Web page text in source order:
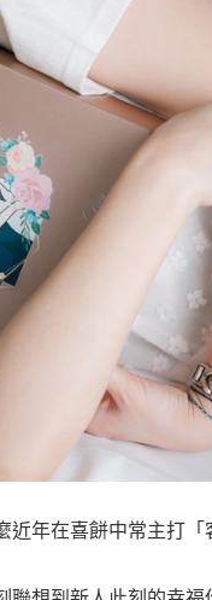
年在喜餅中常主打「